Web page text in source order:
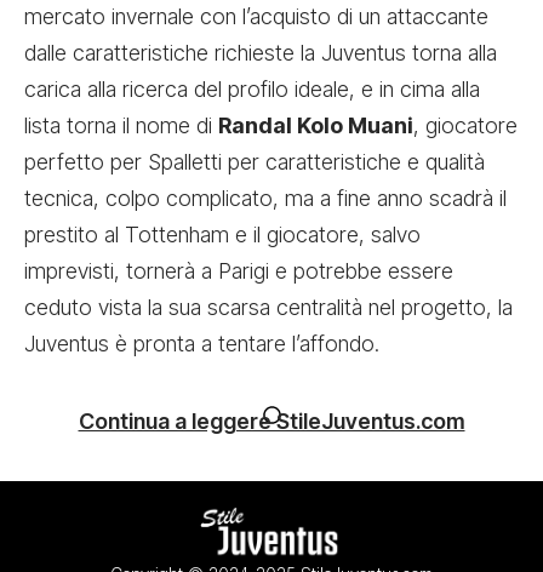
mercato invernale con l’acquisto di un attaccante
dalle caratteristiche richieste la Juventus torna alla
carica alla ricerca del profilo ideale, e in cima alla
lista torna il nome di Randal Kolo Muani, giocatore
perfetto per Spalletti per caratteristiche e qualità
tecnica, colpo complicato, ma a fine anno scadrà il
prestito al Tottenham e il giocatore, salvo
imprevisti, tornerà a Parigi e potrebbe essere
ceduto vista la sua scarsa centralità nel progetto, la
Juventus è pronta a tentare l’affondo.
Continua a leggere StileJuventus.com